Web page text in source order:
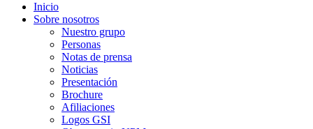
Inicio
Sobre nosotros
Nuestro grupo
Personas
Notas de prensa
Noticias
Presentación
Brochure
Afiliaciones
Logos GSI